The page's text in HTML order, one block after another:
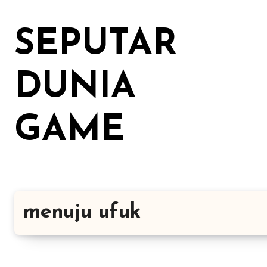
kontenSEPUTAR
DUNIA
GAME
menuju ufuk